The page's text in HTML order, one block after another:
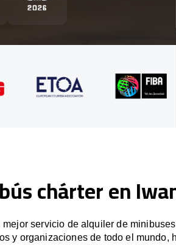
chárter en
servicio de alquiler de
y organizaciones de todo el mundo,